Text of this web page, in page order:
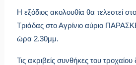
Η εξόδιος ακολουθία θα τελεστεί
Τριάδας στο Αγρίνιο αύριο
ώρα 2.30μμ.
Τις ακριβείς συνθήκες του